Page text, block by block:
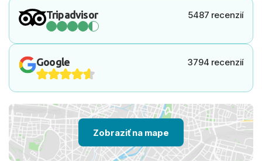
Tripadvisor 5487 recenzií
Google 3794 recenzií
Zobraziť na mape